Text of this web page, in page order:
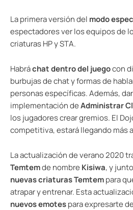
La primera versión del modo
espectadores ver los equipos de
criaturas HP y STA.
Habráchat dentro del juegocon
burbujas de chat y formas de
personas específicas. Además,
implementación deAdministrar
los jugadores crear gremios. El
competitiva, estará llegando más
La actualización de verano 2020
Temtemde nombre Kisiwa, y
nuevas criaturas Temtempara
atrapar y entrenar. Esta
nuevos emotespara expresarte